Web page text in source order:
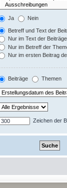
Ja Nein
Betreff und Text der
Nur im Text der Beiträge
Nur im Betreff der
Nur im ersten Beitrag
Beiträge Themen
Zeichen der